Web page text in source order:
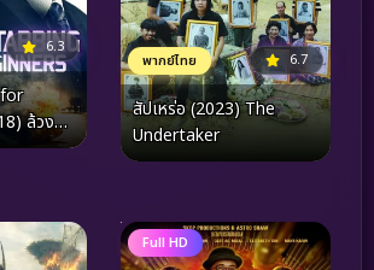
6.3
ล้วง
พากย์ไทย 6.7
สัปเหร่อ (2023) The
Undertaker
Full HD